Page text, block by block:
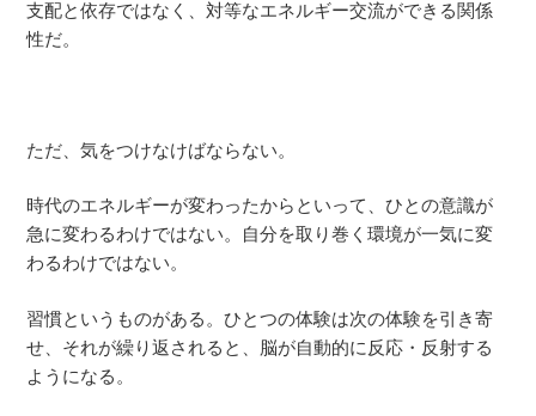
支配と依存ではなく、対等なエネルギー交流ができる関係
性だ。
ただ、気をつけなけばならない。
時代のエネルギーが変わったからといって、ひとの意識が
急に変わるわけではない。自分を取り巻く環境が一気に変
わるわけではない。
習慣というものがある。ひとつの体験は次の体験を引き寄
せ、それが繰り返されると、脳が自動的に反応・反射する
ようになる。